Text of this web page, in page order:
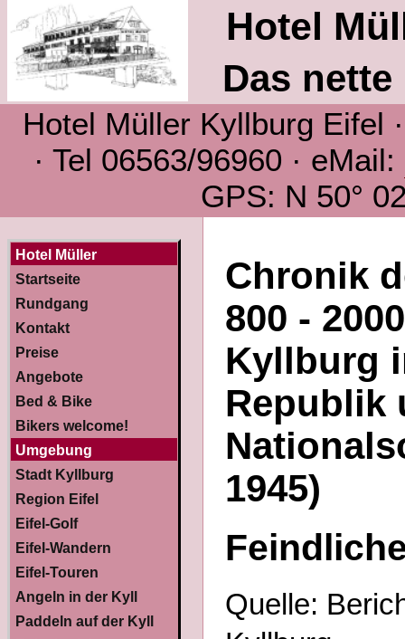
Hotel
Das
Hotel Müller Kyllburg Eifel
· Tel 06563/96960 · eMail:
GPS: N 50°
Hotel Müller
Startseite
Rundgang
Kontakt
Preise
Angebote
Bed & Bike
Bikers welcome!
Umgebung
Stadt Kyllburg
Region Eifel
Eifel-Golf
Eifel-Wandern
Eifel-Touren
Angeln in der Kyll
Paddeln auf der Kyll
Chronik
800 - 2000
Kyllburg
Republik
1945)
Quelle: